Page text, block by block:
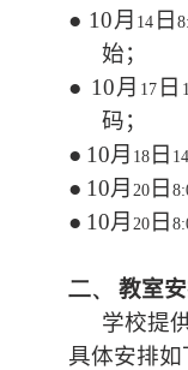
● 10月 14 日
始；
● 10月 17 日
码；
● 10月 18 日
● 10月 20 日
● 10月 20 日
二、
教室
学校提
具体安排如